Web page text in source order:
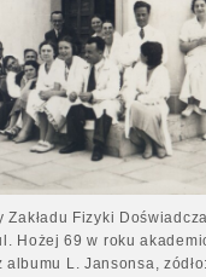
Zakładu Fizyki
Hożej 69 w roku
albumu L. Jansonsa, zódło: